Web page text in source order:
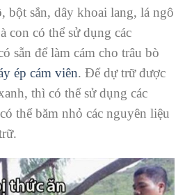
bột sắn, dây khoai lang, lá ngô
con có thể sử dụng các
sẵn để làm cám cho trâu bò
ép cám viên. Để dự trữ được
thì có thể sử dụng các
thể băm nhỏ các nguyên liệu